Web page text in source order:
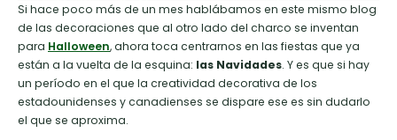
Si hace poco más de un mes hablábamos en este mismo blog
de las decoraciones que al otro lado del charco se inventan
para Halloween, ahora toca centrarnos en las fiestas que ya
están a la vuelta de la esquina: las Navidades. Y es que si hay
un período en el que la creatividad decorativa de los
estadounidenses y canadienses se dispare ese es sin dudarlo
el que se aproxima.